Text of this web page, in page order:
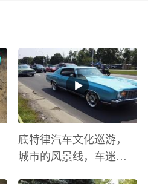
底特律汽车文化巡游，
城市的风景线，车迷的